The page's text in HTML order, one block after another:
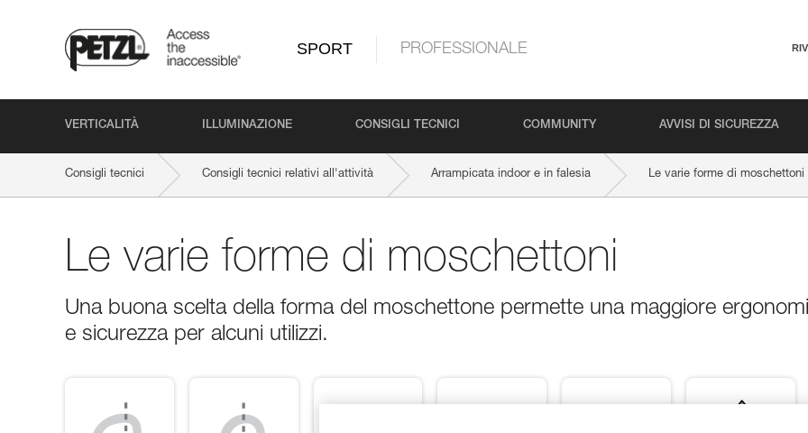
SPORT PROFESSIONALE
VERTICALITÀ ILLUMINAZIONE CONSIGLI TECNICI COMMUNITY AVVISI DI SICUREZZA
Consigli tecnici Consigli tecnici relativi all'attività Arrampicata indoor e in falesia Le varie forme di moschettoni
Le varie forme di moschettoni
Una buona scelta della forma del moschettone permette una maggiore
e sicurezza per alcuni utilizzi.